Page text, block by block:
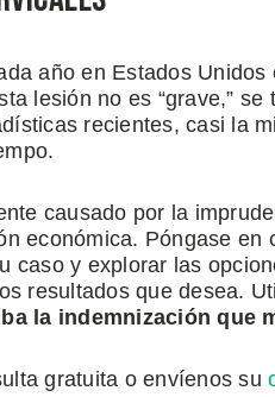
año en Estados Unidos
lesión no es “grave,” se
recientes, casi la
causado por la
económica. Póngase en
caso y explorar las
resultados que desea.
la indemnización que
gratuita o envíenos su